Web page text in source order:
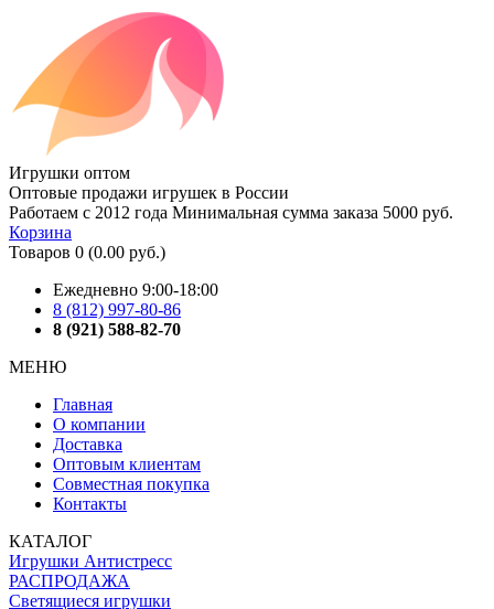
Игрушки оптом
Оптовые продажи игрушек в России
Работаем с 2012 года Минимальная сумма заказа 5000 руб.
Корзина
Товаров 0 (0.00 руб.)
Ежедневно 9:00-18:00
8 (812) 997-80-86
8 (921) 588-82-70
МЕНЮ
Главная
О компании
Доставка
Оптовым клиентам
Совместная покупка
Контакты
КАТАЛОГ
Игрушки Антистресс
РАСПРОДАЖА
Светящиеся игрушки